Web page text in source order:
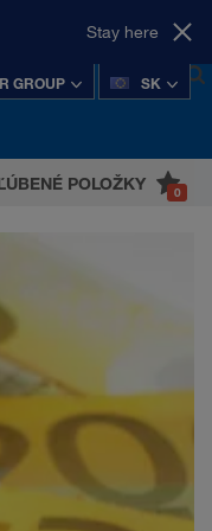
Stay here
súkromných
GROUP SK
POLOŽKY 0